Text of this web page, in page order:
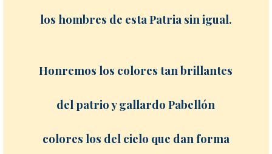
los hombres de esta Patria sin igual.
Honremos los colores tan brillantes
del patrio y gallardo Pabellón
colores los del cielo que dan forma